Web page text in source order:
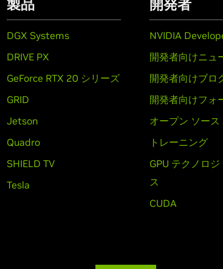
製品
DGX Systems
DRIVE PX
GeForce RTX 20 シリーズ
GRID
Jetson
Quadro
SHIELD TV
Tesla
開発者
NVIDIA
開発者向けニュ
開発者向けブロ
開発者向けフォ
オープン ソース
トレーニング
GPU テクノロ
ス
CUDA